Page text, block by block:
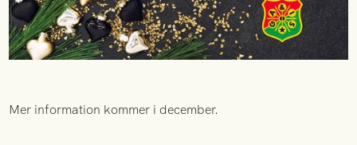
Mer information kommer i december.